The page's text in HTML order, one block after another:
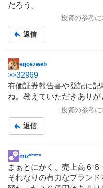
だろう。
投資の参考に
返信
掲
示
板
記
eggezweb
>>32969
有価証券報告書や登記に
ね。教えていただきありが
投資の参考に
返信
掲
示
板
miz*****
まぁとにかく、売上高６６
それなりの有力なブラン